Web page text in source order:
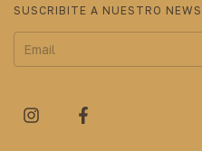
SUSCRIBITE A NUESTRO